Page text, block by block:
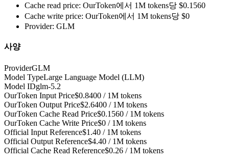
Cache read price: OurToken에서 1M tokens당 $0.1560
Cache write price: OurToken에서 1M tokens당 $0
Provider: GLM
사양
ProviderGLM
Model TypeLarge Language Model (LLM)
Model IDglm-5.2
OurToken Input Price$0.8400 / 1M tokens
OurToken Output Price$2.6400 / 1M tokens
OurToken Cache Read Price$0.1560 / 1M tokens
OurToken Cache Write Price$0 / 1M tokens
Official Input Reference$1.40 / 1M tokens
Official Output Reference$4.40 / 1M tokens
Official Cache Read Reference$0.26 / 1M tokens